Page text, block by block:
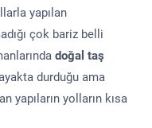
yapılan
çok bariz belli
doğal taş
ayakta durduğu ama
yapıların yolların kısa